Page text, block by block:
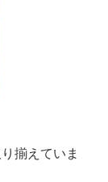
揃えていま